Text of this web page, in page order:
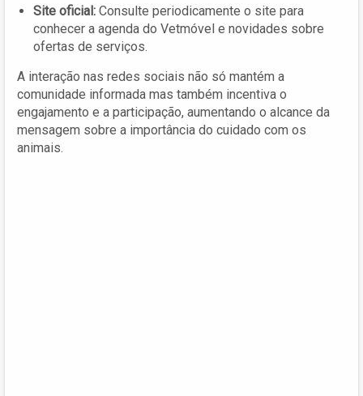
Site oficial: Consulte periodicamente o site para
conhecer a agenda do Vetmóvel e novidades sobre
ofertas de serviços.
A interação nas redes sociais não só mantém a
comunidade informada mas também incentiva o
engajamento e a participação, aumentando o alcance da
mensagem sobre a importância do cuidado com os
animais.